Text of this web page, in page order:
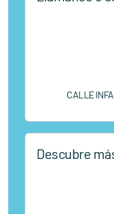
CALLE
Descubre